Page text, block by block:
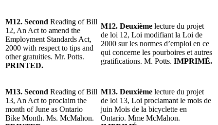
M12. Second Reading of Bill
12, An Act to amend the
Employment Standards Act,
2000 with respect to tips and
other gratuities. Mr. Potts.
PRINTED.
M12. Deuxième lecture du projet
de loi 12, Loi modifiant la Loi de
2000 sur les normes d’emploi en ce
qui concerne les pourboires et autres
gratifications. M. Potts. IMPRIMÉ.
M13. Second Reading of Bill
13, An Act to proclaim the
month of June as Ontario
Bike Month. Ms. McMahon.
M13. Deuxième lecture du projet
de loi 13, Loi proclamant le mois de
juin Mois de la bicyclette en
Ontario. Mme McMahon.